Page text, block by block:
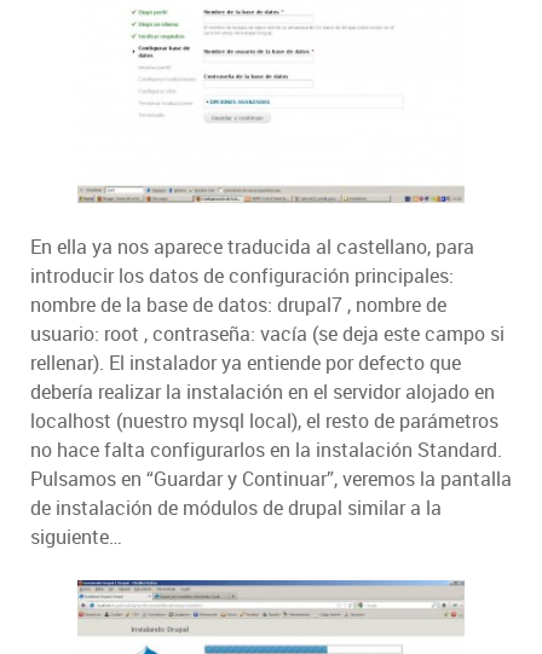
En ella ya nos aparece traducida al castellano, para
introducir los datos de configuración principales:
nombre de la base de datos: drupal7 , nombre de
usuario: root , contraseña: vacía (se deja este campo si
rellenar). El instalador ya entiende por defecto que
debería realizar la instalación en el servidor alojado en
localhost (nuestro mysql local), el resto de parámetros
no hace falta configurarlos en la instalación Standard.
Pulsamos en “Guardar y Continuar”, veremos la pantalla
de instalación de módulos de drupal similar a la
siguiente…